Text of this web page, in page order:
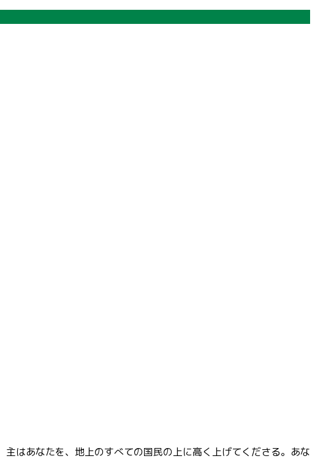
はあなたを、地上のすべての国民の上に高く上げてくださる。あな